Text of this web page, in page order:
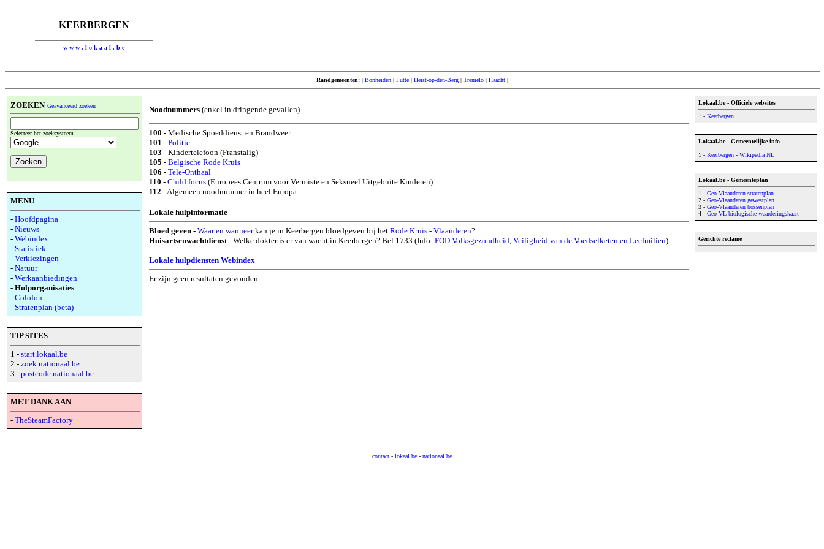
KEERBERGEN
w w w . l o k a a l . b e
Randgemeenten:| Bonheiden| Putte| Heist-op-den-Berg| Tremelo| Haacht|
ZOEKEN Geavanceerd zoeken
Selecteer het zoeksysteem
MENU
- Hoofdpagina
- Nieuws
- Webindex
- Statistiek
- Verkiezingen
- Natuur
- Werkaanbiedingen
- Hulporganisaties
- Colofon
- Stratenplan (beta)
TIP SITES
1 - start.lokaal.be
2 - zoek.nationaal.be
3 - postcode.nationaal.be
MET DANK AAN
- TheSteamFactory
Noodnummers (enkel in dringende gevallen)
100 - Medische Spoeddienst en Brandweer
101 - Politie
103 - Kindertelefoon (Franstalig)
105 - Belgische Rode Kruis
106 - Tele-Onthaal
110 - Child focus (Europees Centrum voor Vermiste en Seksueel Uitgebuite Kinderen)
112 - Algemeen noodnummer in heel Europa
Lokale hulpinformatie
Bloed geven - Waar en wanneerkan je in Keerbergen bloedgeven bij het Rode Kruis - Vlaanderen?
Huisartsenwachtdienst - Welke dokter is er van wacht in Keerbergen? Bel 1733 (Info: FOD Volksgezondheid, Veiligheid van de Voedselketen en Leefmilieu).
Lokale hulpdiensten Webindex
Er zijn geen resultaten gevonden.
Lokaal.be - Officiele websites
1 - Keerbergen
Lokaal.be - Gemeentelijke info
1 - Keerbergen - Wikipedia NL
Lokaal.be - Gemeenteplan
1 - Geo-Vlaanderen stratenplan
2 - Geo-Vlaanderen gewestplan
3 - Geo-Vlaanderen bossenplan
4 - Geo VL biologische waarderingskaart
Gerichte reclame
contact - lokaal.be - nationaal.be